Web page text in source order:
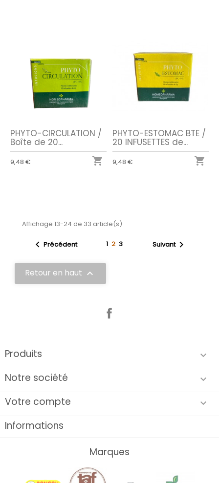
PHYTO-CIRCULATION /
Boîte de 20...
9,48 € 
PHYTO-ESTOMAC BTE /
20 INFUSETTES de...
9,48 € 
Affichage 13-24 de 33 article(s)
 Précédent 1 2 3 Suivant
Retour en haut 
Produits 
Notre société 
Votre compte 
Informations
Marques